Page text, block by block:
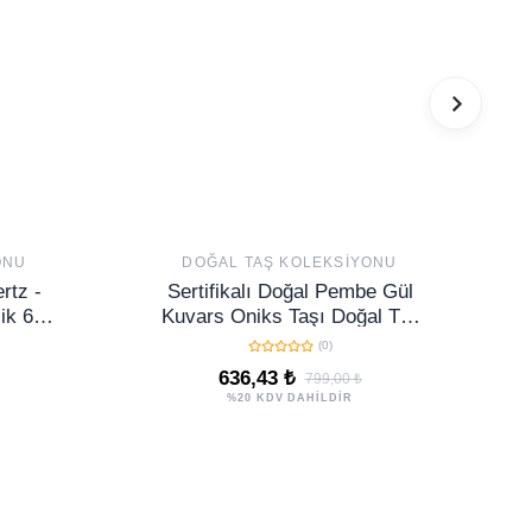
-
6x6
DOĞAL TAŞ KOLEKSIYONU
Sertifikalı Doğal Pembe Gül
Kuvars Oniks Taşı Doğal Taş
Bileklik Seti
(0)
636,43 ₺ 799,00 ₺
%20 KDV DAHİLDİR